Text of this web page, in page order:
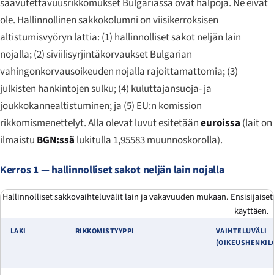
ole. Hallinnollinen sakkokolumni on viisikerroksisen
altistumisvyöryn lattia: (1) hallinnolliset sakot neljän lain
nojalla; (2) siviilisyrjintäkorvaukset Bulgarian
vahingonkorvausoikeuden nojalla rajoittamattomia; (3)
julkisten hankintojen sulku; (4) kuluttajansuoja- ja
joukkokannealtistuminen; ja (5) EU:n komission
rikkomismenettelyt. Alla olevat luvut esitetääneuroissa (lait on
ilmaistu BGN:ssä lukitulla 1,95583 muunnoskorolla).
Kerros 1 — hallinnolliset sakot neljän lain nojalla
Hallinnolliset sakkovaihteluvälit lain ja vakavuuden mukaan.
käyttäen.
LAKI RIKKOMISTYYPPI
VAIHTELUVÄLI